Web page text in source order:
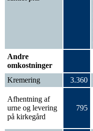
Andre
omkostninger
Kremering
3.360
Afhentning af
urne og levering
på kirkegård
795